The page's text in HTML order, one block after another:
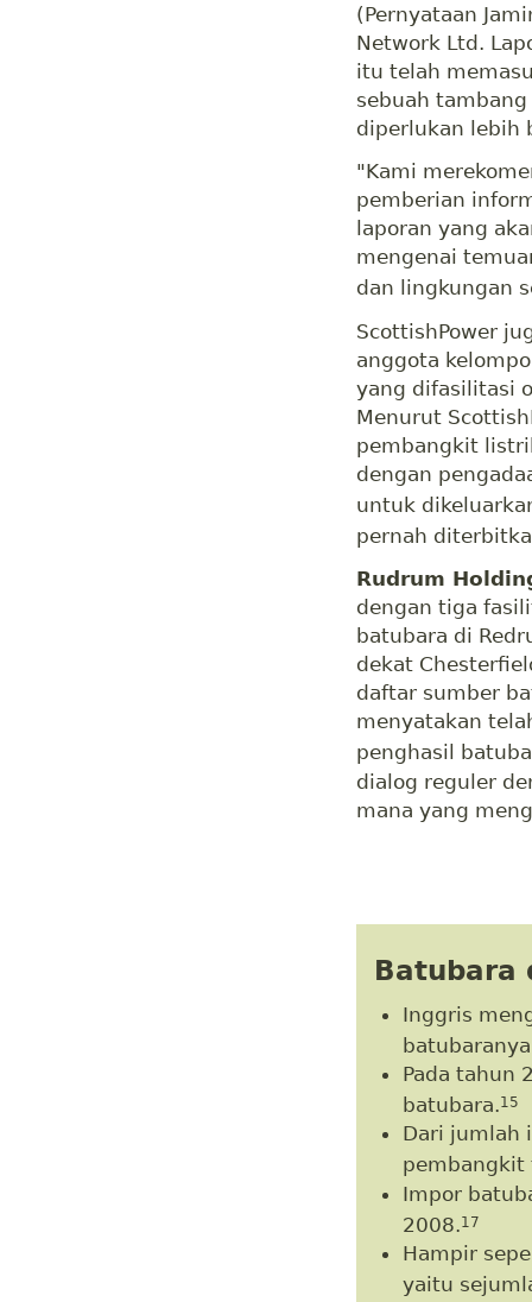
(Pernyataan
Network Ltd.
itu telah
sebuah
diperlukan lebih
"Kami
pemberian
laporan yang
mengenai
dan lingkungan
ScottishPower
anggota
yang difasilitasi
Menurut
pembangkit
dengan
untuk
pernah
Rudrum
dengan tiga
batubara di
dekat
daftar sumber
menyatakan
penghasil
dialog reguler
mana yang
Batubara
Inggris
Pada tahun
batubara.15
Dari jumlah
pembangkit
Impor
2008.17
Hampir
yaitu